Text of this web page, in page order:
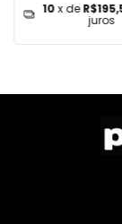
10 x de
juros